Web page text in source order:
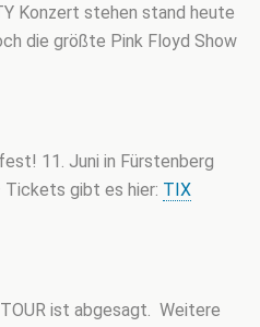
Konzert stehen stand heute
die größte Pink Floyd Show
11. Juni in Fürstenberg
Tickets gibt es hier: TIX
ist abgesagt. Weitere